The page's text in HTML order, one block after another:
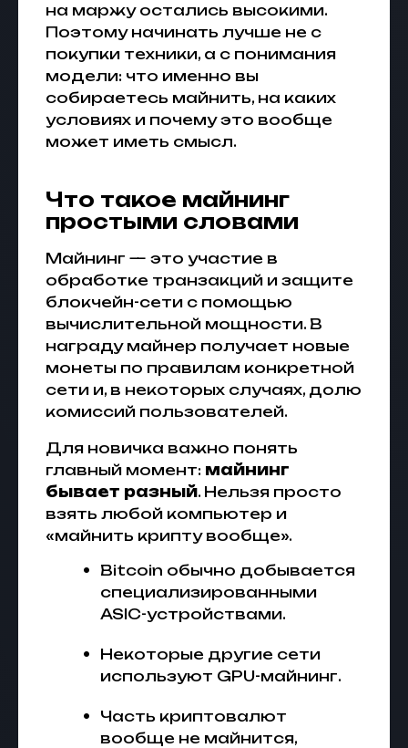
на маржу остались высокими.
Поэтому начинать лучше не с
покупки техники, а с понимания
модели: что именно вы
собираетесь майнить, на каких
условиях и почему это вообще
может иметь смысл.
Что такое майнинг
простыми словами
Майнинг — это участие в
обработке транзакций и защите
блокчейн-сети с помощью
вычислительной мощности. В
награду майнер получает новые
монеты по правилам конкретной
сети и, в некоторых случаях, долю
комиссий пользователей.
Для новичка важно понять
главный момент: майнинг
бывает разный. Нельзя просто
взять любой компьютер и
«майнить крипту вообще».
Bitcoin обычно добывается
специализированными
ASIC-устройствами.
Некоторые другие сети
используют GPU-майнинг.
Часть криптовалют
вообще не майнится,